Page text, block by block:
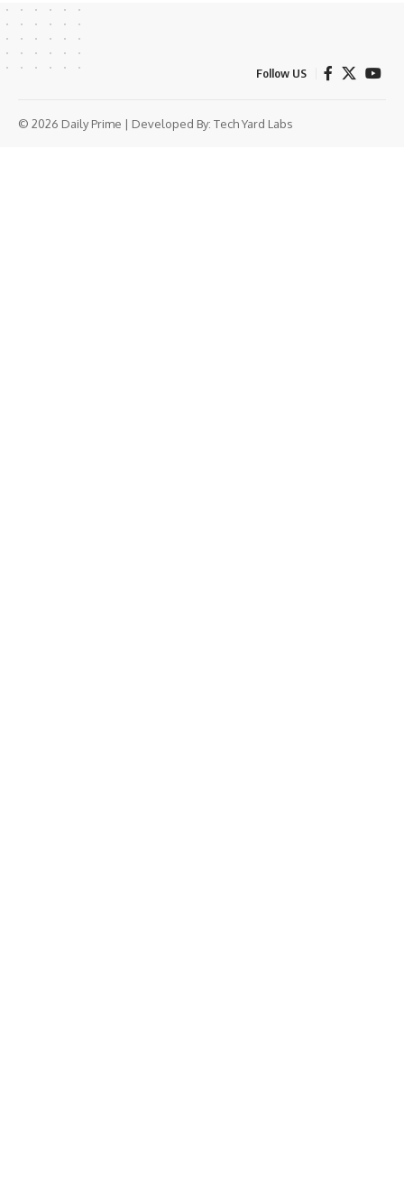
Follow US
© 2026 Daily Prime | Developed By: Tech Yard Labs